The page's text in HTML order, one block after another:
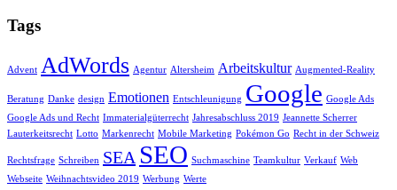
Tags
Advent AdWords Agentur Altersheim Arbeitskultur Augmented-Reality
Beratung Danke design Emotionen Entschleunigung Google Google Ads
Google Ads und Recht Immaterialgüterrecht Jahresabschluss 2019 Jeannette Scherrer
Lauterkeitsrecht Lotto Markenrecht Mobile Marketing Pokémon Go Recht in der Schweiz
Rechtsfrage Schreiben SEA SEO Suchmaschine Teamkultur Verkauf Web
Webseite Weihnachtsvideo 2019 Werbung Werte